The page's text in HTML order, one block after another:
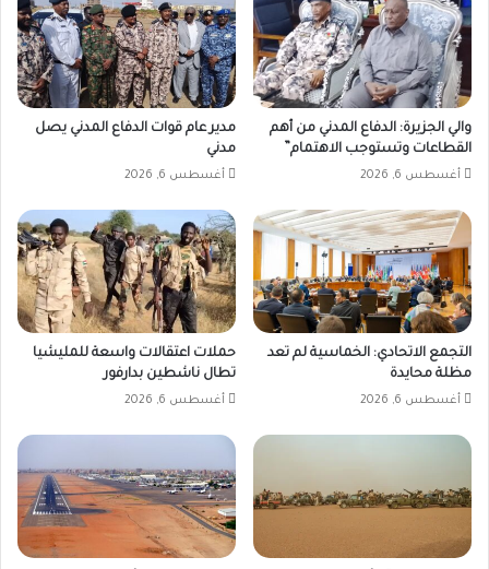
والي الجزيرة: الدفاع المدني من أهم
القطاعات وتستوجب الاهتمام”
أغسطس 6, 2026
مدير عام قوات الدفاع المدني يصل
مدني
أغسطس 6, 2026
التجمع الاتحادي: الخماسية لم تعد
مظلة محايدة
أغسطس 6, 2026
حملات اعتقالات واسعة للمليشيا
تطال ناشطين بدارفور
أغسطس 6, 2026